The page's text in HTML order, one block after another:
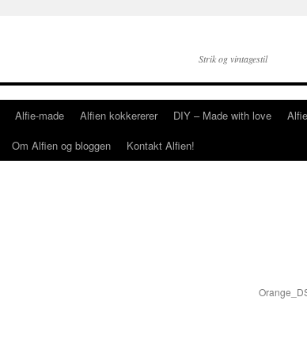
Strik og vintagestil
Alfie-made Alfien kokkererer DIY – Made with love
Om Alfien og bloggen Kontakt Alfien!